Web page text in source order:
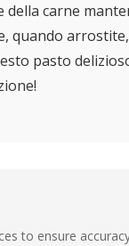
carne
quando
pasto
to ensure